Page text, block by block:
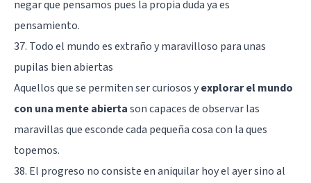
negar que pensamos pues la propia duda ya es
pensamiento.
37. Todo el mundo es extraño y maravilloso para unas
pupilas bien abiertas
Aquellos que se permiten ser curiosos yexplorar el mundo
con una mente abiertason capaces de observar las
maravillas que esconde cada pequeña cosa con la ques
topemos.
38. El progreso no consiste en aniquilar hoy el ayer sino al